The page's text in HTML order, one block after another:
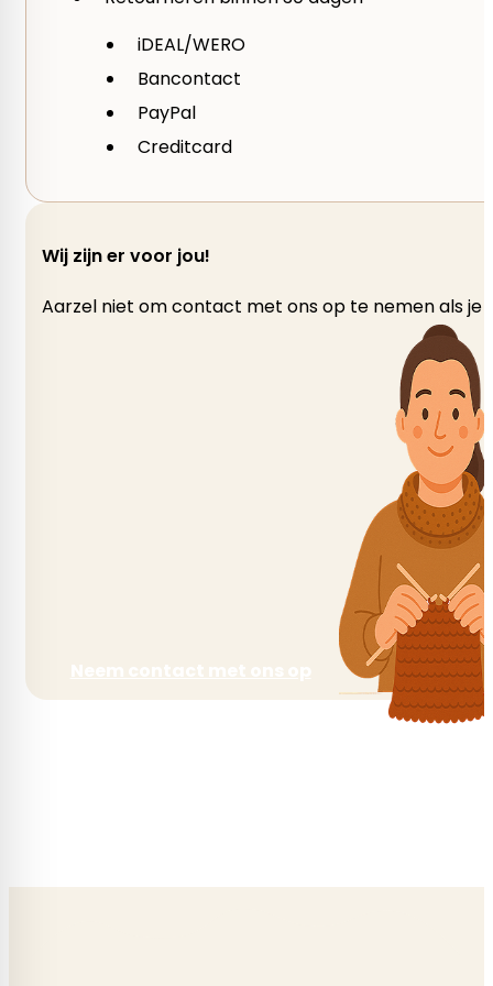
Kleurnummer
01, 03, 04, 05, 06, 07, 20, 22, 23, 25, 32, 33, 34, 43, 45,
215, 216, 219, 220, 226, 228, 234, 235, 245, 246,
Garen
iDEAL/WERO
Bancontact
PayPal
Creditcard
Wij zijn er voor jou!
Aarzel niet om contact met ons op te nemen als